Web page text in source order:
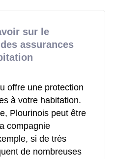
sur le
assurances
offre une protection
à votre habitation.
Plourinois peut être
compagnie
si de très
de nombreuses